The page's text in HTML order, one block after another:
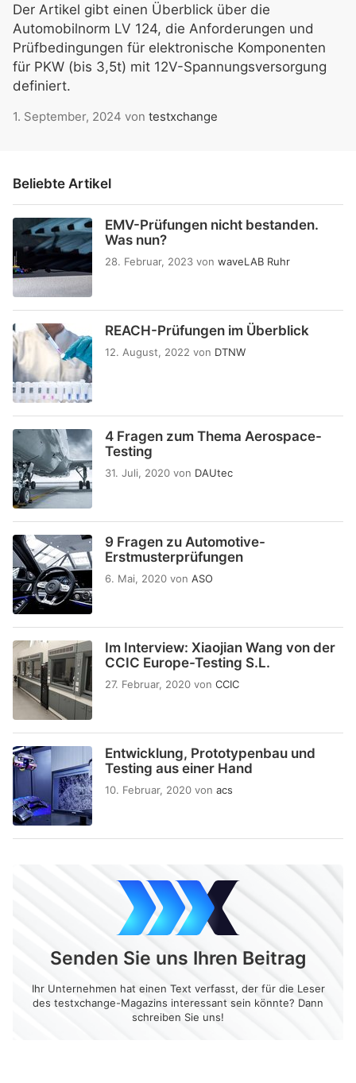
Der Artikel gibt einen Überblick über die
Automobilnorm LV 124, die Anforderungen und
Prüfbedingungen für elektronische Komponenten
für PKW (bis 3,5t) mit 12V-Spannungsversorgung
definiert.
1. September, 2024 von testxchange
Beliebte Artikel
EMV-Prüfungen nicht bestanden.
Was nun?
28. Februar, 2023 von waveLAB Ruhr
REACH-Prüfungen im Überblick
12. August, 2022 von DTNW
4 Fragen zum Thema Aerospace-
Testing
31. Juli, 2020 von DAUtec
9 Fragen zu Automotive-
Erstmusterprüfungen
6. Mai, 2020 von ASO
Im Interview: Xiaojian Wang von der
CCIC Europe-Testing S.L.
27. Februar, 2020 von CCIC
Entwicklung, Prototypenbau und
Testing aus einer Hand
10. Februar, 2020 von acs
Senden Sie uns Ihren Beitrag
Ihr Unternehmen hat einen Text verfasst, der für die Leser
des testxchange-Magazins interessant sein könnte? Dann
schreiben Sie uns!